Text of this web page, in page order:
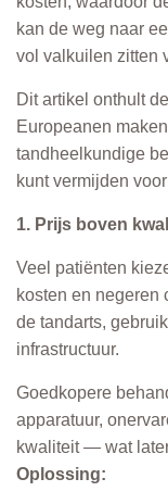
kan de weg naar
vol valkuilen zitten
Dit artikel onthult
Europeanen
tandheelkundige
kunt vermijden
1. Prijs boven
Veel patiënten
kosten en negeren
de tandarts,
infrastructuur.
Goedkopere
apparatuur,
kwaliteit — wat
Oplossing: